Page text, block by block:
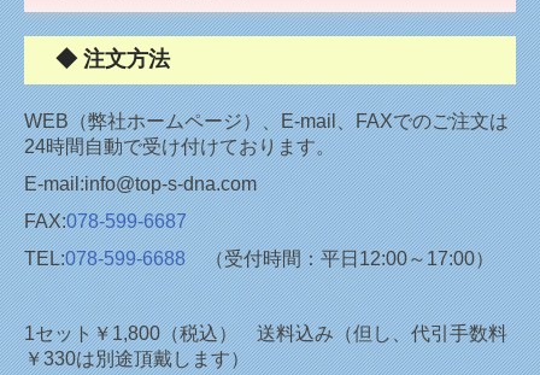
◆ 注文方法
WEB（弊社ホームページ）、E-mail、FAXでのご注文は
24時間自動で受け付けております。
E-mail:info@top-s-dna.com
FAX:078-599-6687
TEL:078-599-6688（受付時間：平日12:00～17:00）
1セット￥1,800（税込） 送料込み（但し、代引手数料
￥330は別途頂戴します）